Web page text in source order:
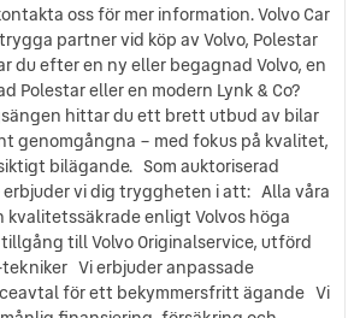
Warning
o dörr
oss för mer information. Volvo Car
partner vid köp av Volvo, Polestar
du efter en ny eller begagnad Volvo, en
Polestar eller en modern Lynk & Co?
hittar du ett brett utbud av bilar
genomgångna – med fokus på kvalitet,
bilägande. Som auktoriserad
erbjuder vi dig tryggheten i att: Alla våra
kvalitetssäkrade enligt Volvos höga
till Volvo Originalservice, utförd
Vi erbjuder anpassade
för ett bekymmersfritt ägande Vi